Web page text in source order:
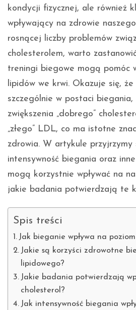
kondycji fizycznej, ale również
wpływający na zdrowie
rosnącej liczby problemów
cholesterolem, warto
treningi biegowe mogą pomóc
lipidów we krwi. Okazuje się, że
szczególnie w postaci biegania,
zwiększenia „dobrego”
„złego” LDL, co ma istotne
zdrowia. W artykule przyjrzymy
intensywność biegania oraz
mogą korzystnie wpływać na
jakie badania potwierdzają te
Spis treści
Jak bieganie wpływa na
Jakie są korzyści zdrowotne
lipidowego?
Jakie badania potwierdzają
cholesterol?
Jak intensywność biegania